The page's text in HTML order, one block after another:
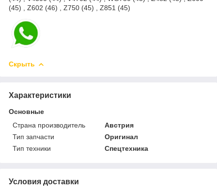
(45) , Z602 (46) , Z750 (45) , Z851 (45)
Скрыть
Характеристики
Основные
Страна производитель
Австрия
Тип запчасти
Оригинал
Тип техники
Спецтехника
Условия доставки